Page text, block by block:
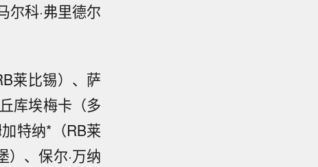
尔科·弗里德尔
莱比锡）、萨
库埃梅卡（多
特纳*（RB莱
）、保尔·万纳